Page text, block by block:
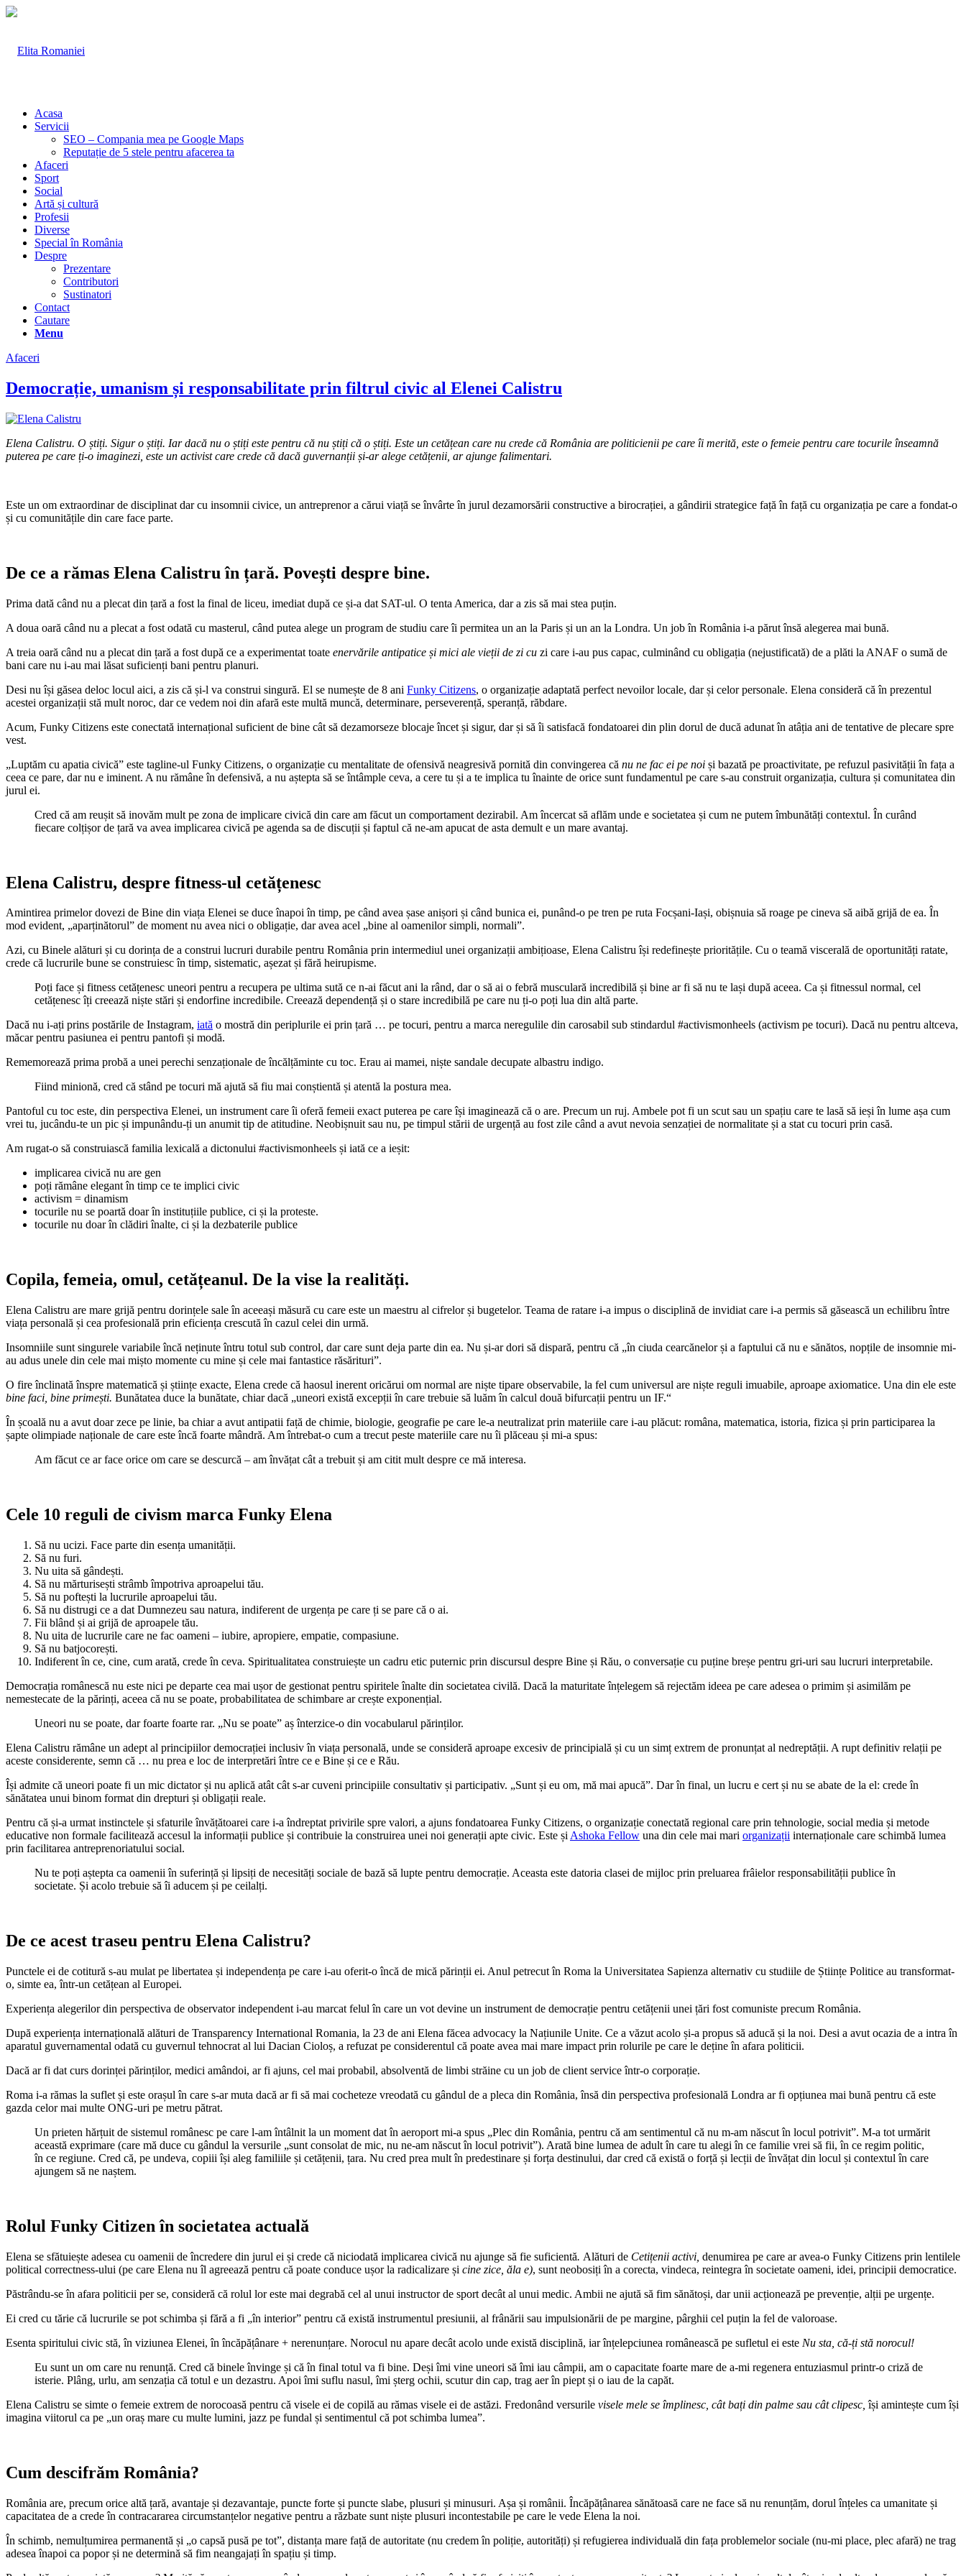
Acasa
Servicii
SEO – Compania mea pe Google Maps
Reputație de 5 stele pentru afacerea ta
Afaceri
Sport
Social
Artă și cultură
Profesii
Diverse
Special în România
Despre
Prezentare
Contributori
Sustinatori
Contact
Cautare
Menu
Afaceri
Democrație, umanism și responsabilitate prin filtrul civic al Elenei Calistru
Elena Calistru. O știți. Sigur o știți. Iar dacă nu o știți este pentru că nu știți că o știți. Este un cetățean care nu crede că România are politicienii pe care îi merită, este o femeie pentru care tocurile înseamnă
puterea pe care ți-o imaginezi, este un activist care crede că dacă guvernanții și-ar alege cetățenii, ar ajunge falimentari.
Este un om extraordinar de disciplinat dar cu insomnii civice, un antreprenor a cărui viață se învârte în jurul dezamorsării constructive a birocrației, a gândirii strategice față în față cu organizația pe care a fondat-o
și cu comunitățile din care face parte.
De ce a rămas Elena Calistru în țară. Povești despre bine.
Prima dată când nu a plecat din țară a fost la final de liceu, imediat după ce și-a dat SAT-ul. O tenta America, dar a zis să mai stea puțin.
A doua oară când nu a plecat a fost odată cu masterul, când putea alege un program de studiu care îi permitea un an la Paris și un an la Londra. Un job în România i-a părut însă alegerea mai bună.
A treia oară când nu a plecat din țară a fost după ce a experimentat toate enervările antipatice și mici ale vieții de zi cu zi care i-au pus capac, culminând cu obligația (nejustificată) de a plăti la ANAF o sumă de
bani care nu i-au mai lăsat suficienți bani pentru planuri.
Desi nu își găsea deloc locul aici, a zis că și-l va construi singură. El se numește de 8 ani Funky Citizens, o organizație adaptată perfect nevoilor locale, dar și celor personale. Elena consideră că în prezentul
acestei organizații stă mult noroc, dar ce vedem noi din afară este multă muncă, determinare, perseverență, speranță, răbdare.
Acum, Funky Citizens este conectată internațional suficient de bine cât să dezamorseze blocaje încet și sigur, dar și să îi satisfacă fondatoarei din plin dorul de ducă adunat în atâția ani de tentative de plecare spre
vest.
„Luptăm cu apatia civică” este tagline-ul Funky Citizens, o organizație cu mentalitate de ofensivă neagresivă pornită din convingerea că nu ne fac ei pe noi și bazată pe proactivitate, pe refuzul pasivității în fața a
ceea ce pare, dar nu e iminent. A nu rămâne în defensivă, a nu aștepta să se întâmple ceva, a cere tu și a te implica tu înainte de orice sunt fundamentul pe care s-au construit organizația, cultura și comunitatea din
jurul ei.
Cred că am reușit să inovăm mult pe zona de implicare civică din care am făcut un comportament dezirabil. Am încercat să aflăm unde e societatea și cum ne putem îmbunătăți contextul. În curând
fiecare colțișor de țară va avea implicarea civică pe agenda sa de discuții și faptul că ne-am apucat de asta demult e un mare avantaj.
Elena Calistru, despre fitness-ul cetățenesc
Amintirea primelor dovezi de Bine din viața Elenei se duce înapoi în timp, pe când avea șase anișori și când bunica ei, punând-o pe tren pe ruta Focșani-Iași, obișnuia să roage pe cineva să aibă grijă de ea. În
mod evident, „aparținătorul” de moment nu avea nici o obligație, dar avea acel „bine al oamenilor simpli, normali”.
Azi, cu Binele alături și cu dorința de a construi lucruri durabile pentru România prin intermediul unei organizații ambițioase, Elena Calistru își redefinește prioritățile. Cu o teamă viscerală de oportunități ratate,
crede că lucrurile bune se construiesc în timp, sistematic, așezat și fără heirupisme.
Poți face și fitness cetățenesc uneori pentru a recupera pe ultima sută ce n-ai făcut ani la rând, dar o să ai o febră musculară incredibilă și bine ar fi să nu te lași după aceea. Ca și fitnessul normal, cel
cetățenesc îți creează niște stări și endorfine incredibile. Creează dependență și o stare incredibilă pe care nu ți-o poți lua din altă parte.
Dacă nu i-ați prins postările de Instagram, iată o mostră din periplurile ei prin țară … pe tocuri, pentru a marca neregulile din carosabil sub stindardul #activismonheels (activism pe tocuri). Dacă nu pentru altceva,
măcar pentru pasiunea ei pentru pantofi și modă.
Rememorează prima probă a unei perechi senzaționale de încălțăminte cu toc. Erau ai mamei, niște sandale decupate albastru indigo.
Fiind minionă, cred că stând pe tocuri mă ajută să fiu mai conștientă și atentă la postura mea.
Pantoful cu toc este, din perspectiva Elenei, un instrument care îi oferă femeii exact puterea pe care își imaginează că o are. Precum un ruj. Ambele pot fi un scut sau un spațiu care te lasă să ieși în lume așa cum
vrei tu, jucându-te un pic și impunându-ți un anumit tip de atitudine. Neobișnuit sau nu, pe timpul stării de urgență au fost zile când a avut nevoia senzației de normalitate și a stat cu tocuri prin casă.
Am rugat-o să construiască familia lexicală a dictonului #activismonheels și iată ce a ieșit:
implicarea civică nu are gen
poți rămâne elegant în timp ce te implici civic
activism = dinamism
tocurile nu se poartă doar în instituțiile publice, ci și la proteste.
tocurile nu doar în clădiri înalte, ci și la dezbaterile publice
Copila, femeia, omul, cetățeanul. De la vise la realități.
Elena Calistru are mare grijă pentru dorințele sale în aceeași măsură cu care este un maestru al cifrelor și bugetelor. Teama de ratare i-a impus o disciplină de invidiat care i-a permis să găsească un echilibru între
viața personală și cea profesională prin eficiența crescută în cazul celei din urmă.
Insomniile sunt singurele variabile încă neținute întru totul sub control, dar care sunt deja parte din ea. Nu și-ar dori să dispară, pentru că „în ciuda cearcănelor și a faptului că nu e sănătos, nopțile de insomnie mi-
au adus unele din cele mai mișto momente cu mine și cele mai fantastice răsărituri”.
O fire înclinată înspre matematică și științe exacte, Elena crede că haosul inerent oricărui om normal are niște tipare observabile, la fel cum universul are niște reguli imuabile, aproape axiomatice. Una din ele este
bine faci, bine primești. Bunătatea duce la bunătate, chiar dacă „uneori există excepții în care trebuie să luăm în calcul două bifurcații pentru un IF.“
În școală nu a avut doar zece pe linie, ba chiar a avut antipatii față de chimie, biologie, geografie pe care le-a neutralizat prin materiile care i-au plăcut: româna, matematica, istoria, fizica și prin participarea la
șapte olimpiade naționale de care este încă foarte mândră. Am întrebat-o cum a trecut peste materiile care nu îi plăceau și mi-a spus:
Am făcut ce ar face orice om care se descurcă – am învățat cât a trebuit și am citit mult despre ce mă interesa.
Cele 10 reguli de civism marca Funky Elena
Să nu ucizi. Face parte din esența umanității.
Să nu furi.
Nu uita să gândești.
Să nu mărturisești strâmb împotriva aproapelui tău.
Să nu poftești la lucrurile aproapelui tău.
Să nu distrugi ce a dat Dumnezeu sau natura, indiferent de urgența pe care ți se pare că o ai.
Fii blând și ai grijă de aproapele tău.
Nu uita de lucrurile care ne fac oameni – iubire, apropiere, empatie, compasiune.
Să nu batjocorești.
Indiferent în ce, cine, cum arată, crede în ceva. Spiritualitatea construiește un cadru etic puternic prin discursul despre Bine și Rău, o conversație cu puține breșe pentru gri-uri sau lucruri interpretabile.
Democrația românescă nu este nici pe departe cea mai ușor de gestionat pentru spiritele înalte din societatea civilă. Dacă la maturitate înțelegem să rejectăm ideea pe care adesea o primim și asimilăm pe
nemestecate de la părinți, aceea că nu se poate, probabilitatea de schimbare ar crește exponențial.
Uneori nu se poate, dar foarte foarte rar. „Nu se poate” aș înterzice-o din vocabularul părinților.
Elena Calistru rămâne un adept al principiilor democrației inclusiv în viața personală, unde se consideră aproape excesiv de principială și cu un simț extrem de pronunțat al nedreptății. A rupt definitiv relații pe
aceste considerente, semn că … nu prea e loc de interpretări între ce e Bine și ce e Rău.
Își admite că uneori poate fi un mic dictator și nu aplică atât cât s-ar cuveni principiile consultativ și participativ. „Sunt și eu om, mă mai apucă”. Dar în final, un lucru e cert și nu se abate de la el: crede în
sănătatea unui binom format din drepturi și obligații reale.
Pentru că și-a urmat instinctele și sfaturile învățătoarei care i-a îndreptat privirile spre valori, a ajuns fondatoarea Funky Citizens, o organizație conectată regional care prin tehnologie, social media și metode
educative non formale facilitează accesul la informații publice și contribuie la construirea unei noi generații apte civic. Este și Ashoka Fellow una din cele mai mari organizații internaționale care schimbă lumea
prin facilitarea antreprenoriatului social.
Nu te poți aștepta ca oamenii în suferință și lipsiți de necesități sociale de bază să lupte pentru democrație. Aceasta este datoria clasei de mijloc prin preluarea frâielor responsabilității publice în
societate. Și acolo trebuie să îi aducem și pe ceilalți.
De ce acest traseu pentru Elena Calistru?
Punctele ei de cotitură s-au mulat pe libertatea și independența pe care i-au oferit-o încă de mică părinții ei. Anul petrecut în Roma la Universitatea Sapienza alternativ cu studiile de Științe Politice au transformat-
o, simte ea, într-un cetățean al Europei.
Experiența alegerilor din perspectiva de observator independent i-au marcat felul în care un vot devine un instrument de democrație pentru cetățenii unei țări fost comuniste precum România.
După experiența internațională alături de Transparency International Romania, la 23 de ani Elena făcea advocacy la Națiunile Unite. Ce a văzut acolo și-a propus să aducă și la noi. Desi a avut ocazia de a intra în
aparatul guvernamental odată cu guvernul tehnocrat al lui Dacian Cioloș, a refuzat pe considerentul că poate avea mai mare impact prin rolurile pe care le deține în afara politicii.
Dacă ar fi dat curs dorinței părinților, medici amândoi, ar fi ajuns, cel mai probabil, absolventă de limbi străine cu un job de client service într-o corporație.
Roma i-a rămas la suflet și este orașul în care s-ar muta dacă ar fi să mai cocheteze vreodată cu gândul de a pleca din România, însă din perspectiva profesională Londra ar fi opțiunea mai bună pentru că este
gazda celor mai multe ONG-uri pe metru pătrat.
Un prieten hărțuit de sistemul românesc pe care l-am întâlnit la un moment dat în aeroport mi-a spus „Plec din România, pentru că am sentimentul că nu m-am născut în locul potrivit”. M-a tot urmărit
această exprimare (care mă duce cu gândul la versurile „sunt consolat de mic, nu ne-am născut în locul potrivit”). Arată bine lumea de adult în care tu alegi în ce familie vrei să fii, în ce regim politic,
în ce regiune. Cred că, pe undeva, copiii își aleg familiile și cetățenii, țara. Nu cred prea mult în predestinare și forța destinului, dar cred că există o forță și lecții de învățat din locul și contextul în care
ajungem să ne naștem.
Rolul Funky Citizen în societatea actuală
Elena se sfătuiește adesea cu oamenii de încredere din jurul ei și crede că niciodată implicarea civică nu ajunge să fie suficientă. Alături de Cetițenii activi, denumirea pe care ar avea-o Funky Citizens prin lentilele
political correctness-ului (pe care Elena nu îl agreează pentru că poate conduce ușor la radicalizare și cine zice, ăla e), sunt neobosiți în a corecta, vindeca, reintegra în societate oameni, idei, principii democratice.
Păstrându-se în afara politicii per se, consideră că rolul lor este mai degrabă cel al unui instructor de sport decât al unui medic. Ambii ne ajută să fim sănătoși, dar unii acționează pe prevenție, alții pe urgențe.
Ei cred cu tărie că lucrurile se pot schimba și fără a fi „în interior” pentru că există instrumentul presiunii, al frânării sau impulsionării de pe margine, pârghii cel puțin la fel de valoroase.
Esenta spiritului civic stă, în viziunea Elenei, în încăpățânare + nerenunțare. Norocul nu apare decât acolo unde există disciplină, iar înțelepciunea românească pe sufletul ei este Nu sta, că-ți stă norocul!
Eu sunt un om care nu renunță. Cred că binele învinge și că în final totul va fi bine. Deși îmi vine uneori să îmi iau câmpii, am o capacitate foarte mare de a-mi regenera entuziasmul printr-o criză de
isterie. Plâng, urlu, am senzația că totul e un dezastru. Apoi îmi suflu nasul, îmi șterg ochii, scutur din cap, trag aer în piept și o iau de la capăt.
Elena Calistru se simte o femeie extrem de norocoasă pentru că visele ei de copilă au rămas visele ei de astăzi. Fredonând versurile visele mele se împlinesc, cât bați din palme sau cât clipesc,își amintește cum își
imagina viitorul ca pe „un oraș mare cu multe lumini, jazz pe fundal și sentimentul că pot schimba lumea”.
Cum descifrăm România?
România are, precum orice altă țară, avantaje și dezavantaje, puncte forte și puncte slabe, plusuri și minusuri. Așa și românii. Încăpățânarea sănătoasă care ne face să nu renunțăm, dorul înțeles ca umanitate și
capacitatea de a crede în contracararea circumstanțelor negative pentru a răzbate sunt niște plusuri incontestabile pe care le vede Elena la noi.
În schimb, nemulțumirea permanentă și „o capsă pusă pe tot”, distanța mare față de autoritate (nu credem în poliție, autorități) și refugierea individuală din fața problemelor sociale (nu-mi place, plec afară) ne trag
adesea înapoi ca popor și ne determină să fim neangajați în spațiu și timp.